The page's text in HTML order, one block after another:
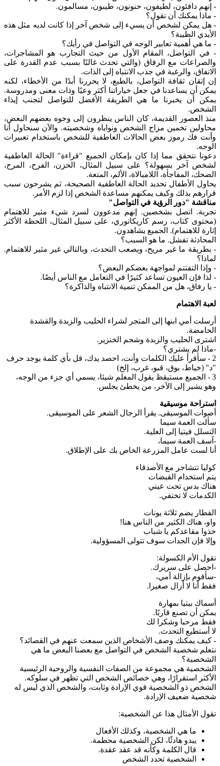
- إنهم دافئون، لطيفون، حنونون، طيبون، مسالمون.
- ماذا يمكنك أن تقول؟
- هل يمكن لشخص أن يسيء إلى شخص آخر إذا كانت لديه مثل هذه
الأيدي الطيبة؟
- ما هي أهمية تعابير الوجه في التواصل في رأيك؟
- في التواصل، المقام الأول من حيث التجارب هو المشاجرات،
والصراعات مع الرفاق (والتي تحدث غالبًا بسبب عدم القدرة على
الاتفاق، والرغبة في جذب الانتباه إلى الذات.
إن إتقان ثقافة التواصل، بالطبع، لا يحررنا أبدًا من الأخطاء، لكنه
يمكن أن يساعدنا في جعل خياراتنا أكثر وعيًا وذات معنى ومدروسة.
يمكن أن يخبرنا ما هي الطريقة الأفضل للتواصل لتجنب إيذاء
الشخص.
منذ العصور القديمة، كان الناس ينظرون إلى وجوه بعضهم البعض،
محاولين تخمين مزاج الشخص ونواياه وشخصيته. والآن سنحاول أنا
وأنت فك رموز بعض الحالات العاطفية للشخص باستخدام تعبيرات
الوجه.
دعونا نتحقق مما إذا كان بإمكان الجميع "قراءة" الحالة العاطفية
لشخص آخر بسهولة؟ على سبيل المثال، الحزن، الفرح، المرح،
الضحك، المفاجأة، اللامبالاة، الألم، المتعة.
يحاول الأطفال تحديد الحالة العاطفية الصحيحة، ثم يشرحون سبب
قرارهم بذلك وكيف يمكنهم مساعدة الشخص إذا لزم الأمر.
مناقشة "دور الرؤية في التواصل"
تجربة. اتصل بشخصين. إنهم مدعوون لسرد شيء مثير للاهتمام
(محتوى كتاب، رسم كاريكاتوري، على سبيل المثال، اللحظة الأكثر
إثارة للاهتمام). الجميع يشاهدون.
المحادثة تفشل. ما هو السبب؟
- بطريقة ما غير مريح، ويصعب التحدث، وبالتالي غير مثير للاهتمام.
لماذا؟
- وإذا التفتتم لمواجهة بعضكم البعض؟
- لذا فإن العيون تساعد كثيرًا في التعامل مع الناس أيضًا.
- يا رفاق، هل من الممكن تنمية الانتباه والذاكرة؟
لعبة الاهتمام
أرسلت أمي ابنها إلى المتجر لشراء الحليب والزبدة والقشدة
الحامضة.
اشترى الحليب والزبدة وشحم الخنزير.
-ماذا لم يشتري؟
2 - سأقرأ عليك الكلمات وأنت، احصد يدك، قل بأي كلمة يوجد حرف
"د" (خياط، بوق، قبو، غرب، إلخ)
3 - الجميع مستيقظ يقول المعلم شيئا، يسمي أي جزء من الوجه،
وهو يشير إلى الآخر، من يخطئ يجلس.
استراحة موسيقية
أصوات الموسيقى. يقرأ الرجال الشعر على الموسيقى.
سألت العمة سيما
التسلل فيتيا إلى العلية.
-آسف العمة سيما،
أنا لست عامل المزرعة الخاص بك على الإطلاق.
كوليا تتشاجر مع الأصدقاء
يتم استخدام القبضات
هناك بدس تحت عيني
الكدمات لا تختفي.
القطار يضم ثلاثة يونات
واو، هناك الكثير من الناس هنا!
خذوا مقاعدكم يا شباب
وإلا فإن الجدات سوف تتولى المسؤولية.
تقول الأم الكسولة:
-احصل على سريرك.
-سأقوم بإزالة أمي،
فقط أنا لا أزال صغيرا.
أسماك بيتيا بمهارة
يمكن أن تصنع قاربًا.
فقط مرحبا وشكرا لك
لا أستطيع التحدث.
- كيف يمكنك وصف الأشخاص الذين سمعت عنهم في القصائد؟
نتعلم شخصية الشخص في التواصل مع بعضنا البعض ما هي
الشخصية؟
الشخصية هي مجموعة من الصفات النفسية والروحية الرئيسية
الأكثر استقرارًا، وهي خصائص الشخص التي تظهر في سلوكه.
الشخص ذو الشخصية قوي الإرادة وثابت، والشخص الذي ليس له
شخصية ضعيف الإرادة.
تقول الأمثال هذا عن الشخصية:
ما هي الشخصية، وكذلك الأفعال
يبدو هادئًا، لكن الشخصية محطمة.
قال الكلمة وكأنه قد عقد عقدة.
الشخصية تحدد الشخص